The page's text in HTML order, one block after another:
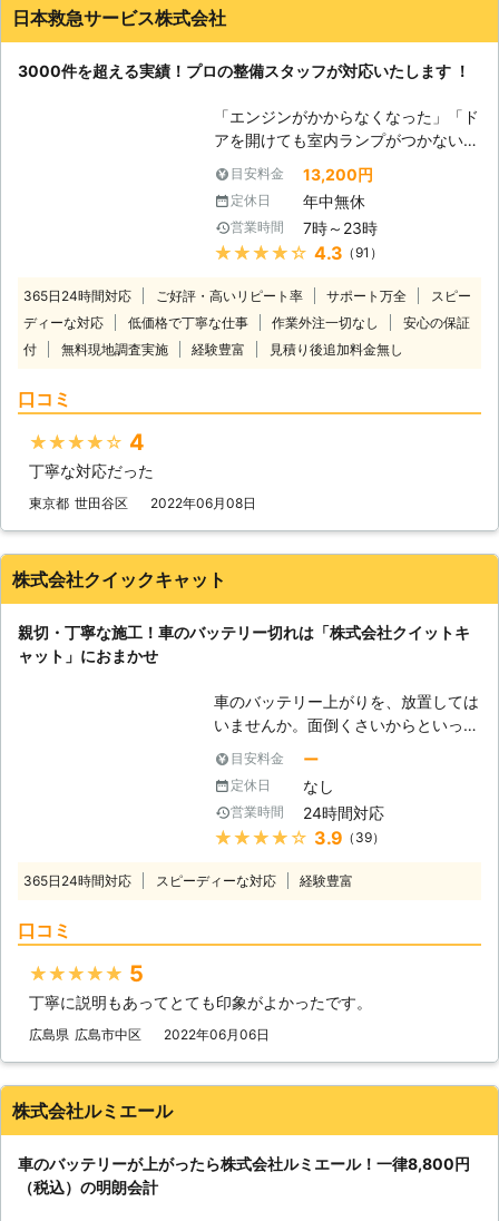
日本救急サービス株式会社
3000件を超える実績！プロの整備スタッフが対応いたします ！
「エンジンがかからなくなった」「ド
アを開けても室内ランプがつかない」
バッテリーが上がってしまうと車にこ
のような症状があらわれます。 普段
は動いていた車が突然動かなくなって
は大変困りますし、慣れていない方は
パニックにもなりますよね。 ヒリつ
たらいいのか判断に迷うことと思いま
す。 そんな時には、日本救急サービ
ス(株)までご連絡ください。お客様の
うえで、バッテリー上がりの原因や車
開始いたします。 お見積り後の追加
料金は発生しませんのでご安心くださ
い。 出張無料となります。お気軽に
お問い合わせ下さい。
目安料金 13,200円
定休日 年中無休
営業時間 7時～23時
★★★★★ 4.3 （91）
365日24時間対応 ご好評・高いリピート率 サポート万全
スピー
ディーな対応
低価格で丁寧な仕事 作業外注一切なし
安心の保証
付
無料現地調査実施 経験豊富 見積り後追加料金無し
口コミ
★★★★★ 4
丁寧な対応だった
東京都 世田谷区 2022年06月08日
株式会社クイックキャット
親切・丁寧な施工！車のバッテリー切れは「株式会社クイットキ
ャット」におまかせ
車のバッテリー上がりを、放置しては
いませんか。面倒くさいからといって
バッテリー上がりを放置してしまう
と、タンク内のガソリンが固まって詰
まりを引き起こす恐れがあります。そ
のため、車のバッテリー上がりはすぐ
にでも解消する必要があるのです。
きは、「株式会社クイックキャット」
てしまったからです。車のエンジンは
バッテリー内の電気を利用して動きだ
って動かなくなってしまいます。
目安料金 ー
定休日 なし
営業時間 24時間対応
★★★★★ 3.9 （39）
365日24時間対応 スピーディーな対応 経験豊富
口コミ
★★★★★ 5
丁寧に説明もあってとても印象がよかったです。
広島県 広島市中区 2022年06月06日
株式会社ルミエール
車のバッテリーが上がったら株式会社ルミエール！一律8,800円
（税込）の明朗会計